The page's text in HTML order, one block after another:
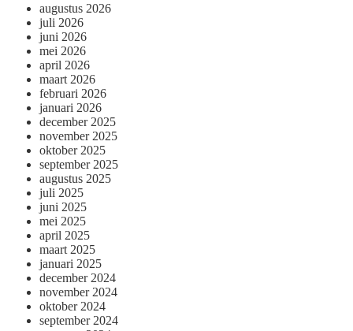
augustus 2026
juli 2026
juni 2026
mei 2026
april 2026
maart 2026
februari 2026
januari 2026
december 2025
november 2025
oktober 2025
september 2025
augustus 2025
juli 2025
juni 2025
mei 2025
april 2025
maart 2025
januari 2025
december 2024
november 2024
oktober 2024
september 2024